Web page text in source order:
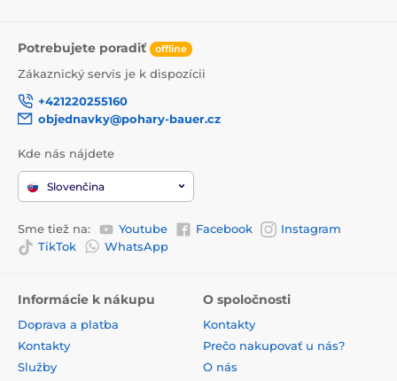
Potrebujete poradiť offline
Zákaznický servis je k dispozícii
+421220255160
objednavky@pohary-bauer.cz
Kde nás nájdete
Slovenčina
Sme tiež na: Youtube Facebook
Instagram
TikTok
WhatsApp
Informácie k nákupu
Doprava a platba
Kontakty
Služby
O spoločnosti
Kontakty
Prečo nakupovať u nás?
O nás